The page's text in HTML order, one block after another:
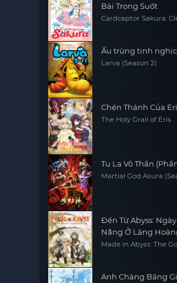
Bài Trong Suốt
Cardcaptor Sakura:
Ấu trùng tinh
Larva (Season 2)
Chén Thánh Của
The Holy Grail of Eris
Tu La Võ Thần
Martial God Asura
Đến Từ Abyss:
Nắng Ở Làng
Made in Abyss: The
Anh Chàng Băng